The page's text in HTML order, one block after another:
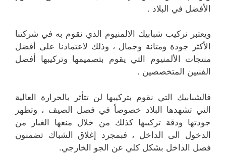
الأفضل في البلاد .
ويعتبر نركيب شبابيك الالمنيوم الذي نقوم به في شركتنا
الأكثر جودة ومتانة وجمال ، وذلك لاعتمادنا على أفضل
منتجات الألمنيوم التي يقوم بتصميمها وتركيبها أفضل
الفنيين المتخصصين .
فالشبابيك التي نقوم بتركيبها لن تتأثر بالحرارة العالية
التي تشهدها البلاد خصوصاً في فصل الصيف ، وتظهر
جودتها ودقة تركيبها كذلك من خلال منعها الغبار من
الدخول الى الداخل ، فبمجرد إغلاق الشباك تضمنون
فصل الداخل بشكل كلي عن الجو الخارجي.